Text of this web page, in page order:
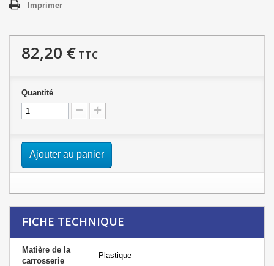
Imprimer
82,20 € TTC
Quantité
Ajouter au panier
FICHE TECHNIQUE
Matière de la
carrosserie
Plastique